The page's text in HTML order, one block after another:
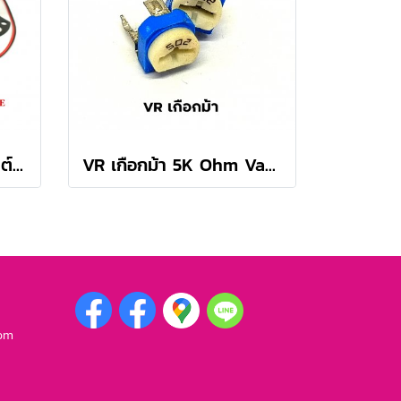
ไซเรน 6 เสียง ขนาดโวลต์ 12VDC-24VDC Electronic Siren 6 Tone 12Volt-24Volt VR เกือกม้า 5K Ohm Variable Resistor (10 ตัว/ล็อต)